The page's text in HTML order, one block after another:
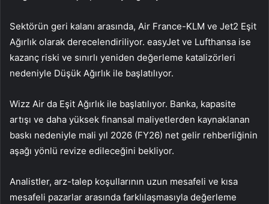
Sektörün geri kalanı arasında, Air France-KLM ve Jet2 Eşit
Ağırlık olarak derecelendiriliyor. easyJet ve Lufthansa ise
kazanç riski ve sınırlı yeniden değerleme katalizörleri
nedeniyle Düşük Ağırlık ile başlatılıyor.
Wizz Air da Eşit Ağırlık ile başlatılıyor. Banka, kapasite
artışı ve daha yüksek finansal maliyetlerden kaynaklanan
baskı nedeniyle mali yıl 2026 (FY26) net gelir rehberliğinin
aşağı yönlü revize edileceğini bekliyor.
Analistler, arz-talep koşullarının uzun mesafeli ve kısa
mesafeli pazarlar arasında farklılaşmasıyla değerleme